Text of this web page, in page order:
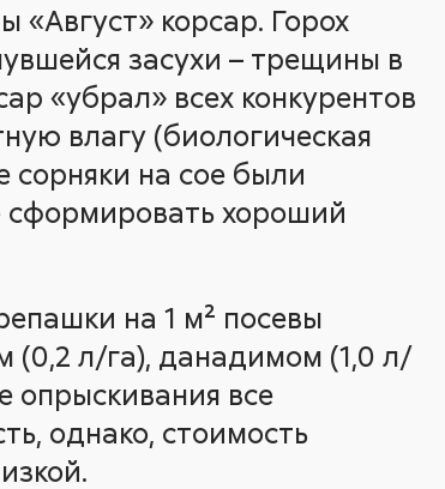
корсар. Горох
засухи – трещины в
«убрал» всех конкурентов
влагу (биологическая
сорняки на сое были
сформировать хороший
на 1 м² посевы
(0,2 л/га), данадимом (1,0 л/
опрыскивания все
однако, стоимость